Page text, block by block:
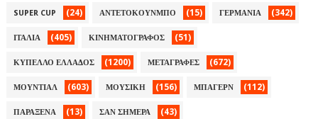
SUPER CUP (24) ΑΝΤΕΤΟΚΟΥΝΜΠΟ (15) ΓΕΡΜΑΝΙΑ (342)
ΙΤΑΛΙΑ (405) ΚΙΝΗΜΑΤΟΓΡΑΦΟΣ (51)
ΚΥΠΕΛΛΟ ΕΛΛΑΔΟΣ (1200) ΜΕΤΑΓΡΑΦΕΣ (672)
ΜΟΥΝΤΙΑΛ (603) ΜΟΥΣΙΚΗ (156) ΜΠΑΓΕΡΝ (112)
ΠΑΡΑΞΕΝΑ (13) ΣΑΝ ΣΗΜΕΡΑ (43)